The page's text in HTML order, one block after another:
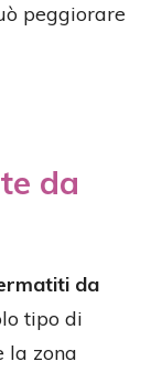
peggiorare
da
da
tipo di
la zona